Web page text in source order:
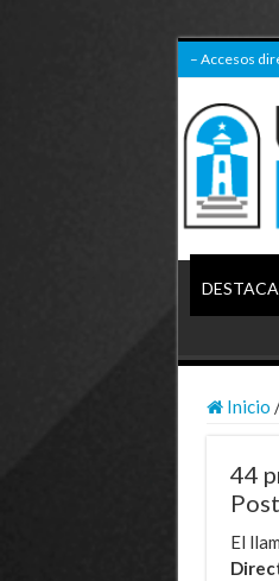
– Accesos
Inicio
44
El